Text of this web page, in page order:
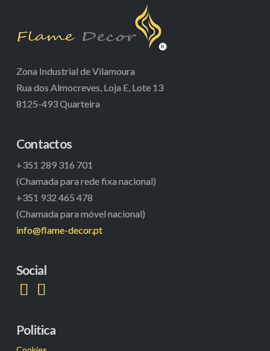
Zona Industrial de Vilamoura
Rua dos Almocreves, Loja E, Lote 13
8125-493 Quarteira
Contactos
+351 289 316 701
(Chamada para rede fixa nacional)
+351 932 465 478
(Chamada para móvel nacional)
info@flame-decor.pt
Social
Politica